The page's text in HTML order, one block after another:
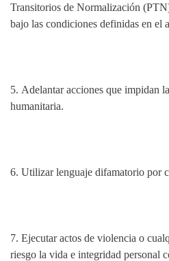
Transitorios de Normalización
bajo las condiciones definidas en
5. Adelantar acciones que impidan
humanitaria.
6. Utilizar lenguaje difamatorio por
7. Ejecutar actos de violencia o
riesgo la vida e integridad personal